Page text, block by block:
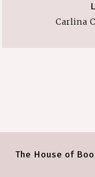
Carlina
The House of